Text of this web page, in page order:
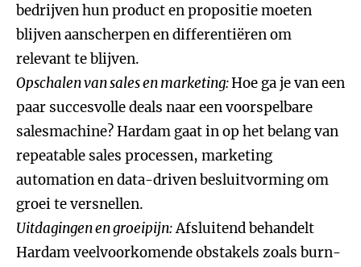
bedrijven hun product en propositie moeten
blijven aanscherpen en differentiëren om
relevant te blijven.
Opschalen van sales en marketing:Hoe ga je van een
paar succesvolle deals naar een voorspelbare
salesmachine? Hardam gaat in op het belang van
repeatable sales processen, marketing
automation en data-driven besluitvorming om
groei te versnellen.
Uitdagingen en groeipijn:Afsluitend behandelt
Hardam veelvoorkomende obstakels zoals burn-